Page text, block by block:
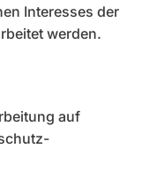
Interesses der
werden.
auf